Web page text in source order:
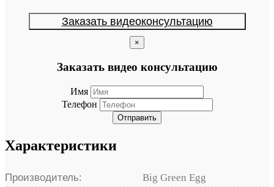
Заказать видеоконсультацию
×
Заказать видео консультацию
Имя
Телефон
Отправить
Характеристики
Производитель: Big Green Egg